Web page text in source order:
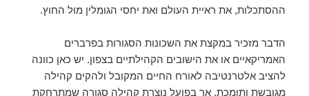
ההסתכלות, את ראיית העולם ואת יחסי הגומלין מול החוץ.
הדבר מזכיר במקצת את השכונות הסגורות בפרברים
האמריקאיים או את הישובים הקהילתיים בצפון. יש כאן כוונה
להציב אלטרנטיבה לאורח החיים המקובל ולהקים קהילה
מגובשת ותומכת. אך בפועל נוצרת קהילה סגורה שמתרחקת